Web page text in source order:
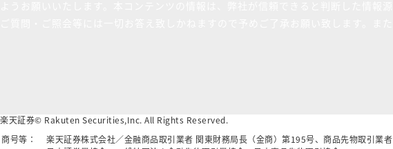
楽天証券© Rakuten Securities,Inc. All Rights Reserved.
商号等：
楽天証券株式会社／金融商品取引業者 関東財務局長（金商）第195号、商品先物取引業者